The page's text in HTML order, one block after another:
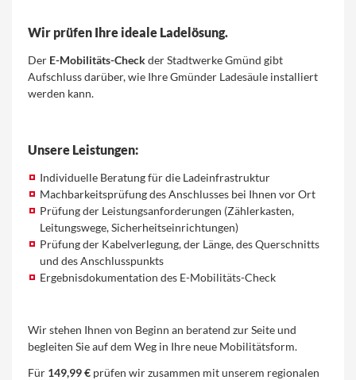
Wir prüfen Ihre ideale Ladelösung.
Der E-Mobilitäts-Checkder Stadtwerke Gmünd gibt
Aufschluss darüber, wie Ihre Gmünder Ladesäule installiert
werden kann.
Unsere Leistungen:
Individuelle Beratung für die Ladeinfrastruktur
Machbarkeitsprüfung des Anschlusses bei Ihnen vor Ort
Prüfung der Leistungsanforderungen (Zählerkasten,
Leitungswege, Sicherheitseinrichtungen)
Prüfung der Kabelverlegung, der Länge, des Querschnitts
und des Anschlusspunkts
Ergebnisdokumentation des E-Mobilitäts-Check
Wir stehen Ihnen von Beginn an beratend zur Seite und
begleiten Sie auf dem Weg in Ihre neue Mobilitätsform.
Für 149,99 € prüfen wir zusammen mit unserem regionalen